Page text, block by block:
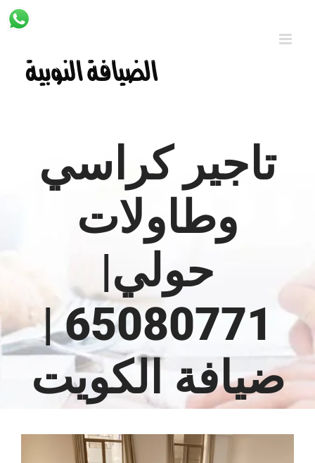
تاجير كراسي
وطاولات
حولي|
65080771 |
ضيافة الكويت